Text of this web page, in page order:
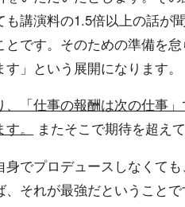
も講演料の1.5倍以上の話が
とです。そのための準備を
す」という展開になります。
、「仕事の報酬は次の仕事
。
またそこで期待を超え
身でプロデュースしなくて
、それが最強だということ